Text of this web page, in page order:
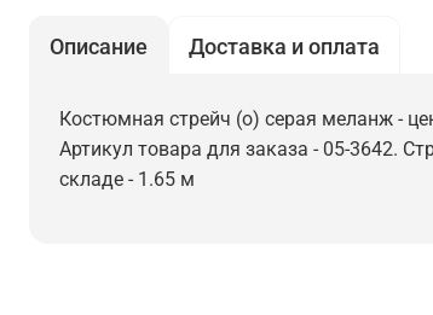
Описание Доставка и оплата
Костюмная стрейч (о) серая меланж -
Артикул товара для заказа - 05-3642.
складе - 1.65 м